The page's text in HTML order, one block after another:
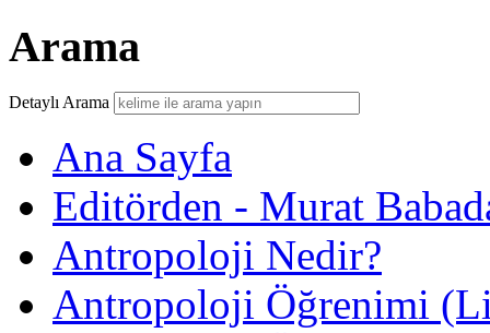
Arama
Detaylı Arama
Ana Sayfa
Editörden - Murat
Antropoloji Nedir?
Antropoloji Öğrenimi